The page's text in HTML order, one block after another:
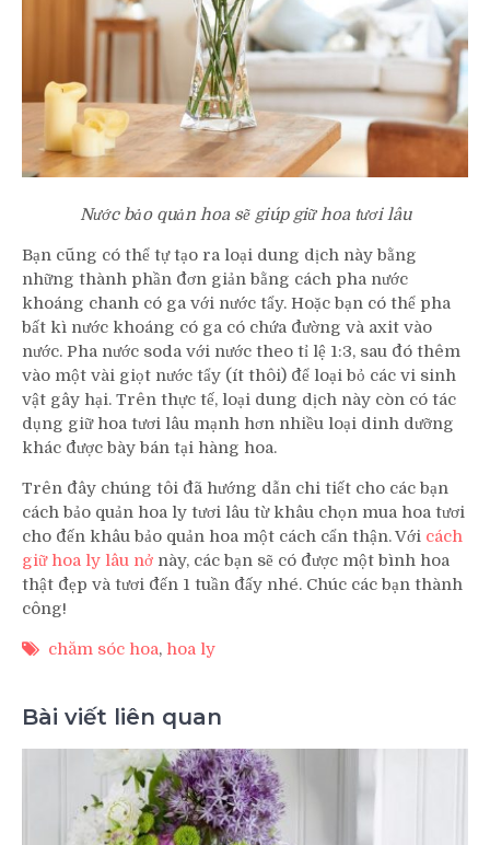
Nước bảo quản hoa sẽ giúp giữ hoa tươi lâu
Bạn cũng có thể tự tạo ra loại dung dịch này bằng
những thành phần đơn giản bằng cách pha nước
khoáng chanh có ga với nước tẩy. Hoặc bạn có thể pha
bất kì nước khoáng có ga có chứa đường và axit vào
nước. Pha nước soda với nước theo tỉ lệ 1:3, sau đó thêm
vào một vài giọt nước tẩy (ít thôi) để loại bỏ các vi sinh
vật gây hại. Trên thực tế, loại dung dịch này còn có tác
dụng giữ hoa tươi lâu mạnh hơn nhiều loại dinh dưỡng
khác được bày bán tại hàng hoa.
Trên đây chúng tôi đã hướng dẫn chi tiết cho các bạn
cách bảo quản hoa ly tươi lâu từ khâu chọn mua hoa tươi
cho đến khâu bảo quản hoa một cách cẩn thận. Với cách
giữ hoa ly lâu nở này, các bạn sẽ có được một bình hoa
thật đẹp và tươi đến 1 tuần đấy nhé. Chúc các bạn thành
công!
chăm sóc hoa, hoa ly
Bài viết liên quan